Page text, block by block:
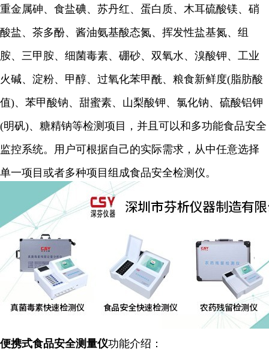
重金属砷、食盐碘、苏丹红、蛋白质、木耳硫酸镁、硝
酸盐、茶多酚、酱油氨基酸态氮、挥发性盐基氮、组
胺、三甲胺、细菌毒素、硼砂、双氧水、溴酸钾、工业
火碱、淀粉、甲醇、过氧化苯甲酰、粮食新鲜度(脂肪酸
值)、苯甲酸钠、甜蜜素、山梨酸钾、氯化钠、硫酸铝钾
(明矾)、糖精钠等检测项目，并且可以和多功能食品安全
监控系统。用户可根据自己的实际需求，从中任意选择
单一项目或者多种项目组成食品安全检测仪。
便携式食品安全测量仪功能介绍：